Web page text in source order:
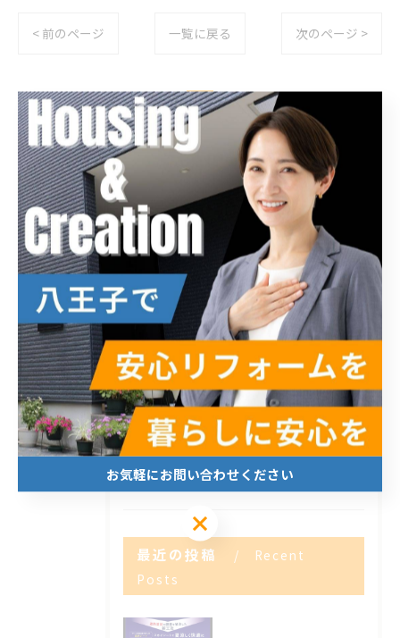
< 前のページ 一覧に戻る 次のページ >
関連タグ
#リフォーム
Categories
全てのカテゴリー
内装
外装
エクステリア
新築
求人
最近の投稿
Recent
Posts
お気軽にお問い合わせください
お気軽にお問い合わせください